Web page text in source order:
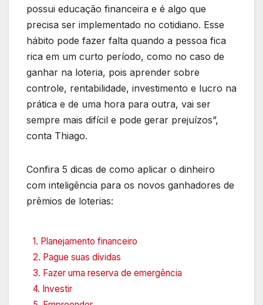
possui educação financeira e é algo que
precisa ser implementado no cotidiano. Esse
hábito pode fazer falta quando a pessoa fica
rica em um curto período, como no caso de
ganhar na loteria, pois aprender sobre
controle, rentabilidade, investimento e lucro na
prática e de uma hora para outra, vai ser
sempre mais difícil e pode gerar prejuízos”,
conta Thiago.
Confira 5 dicas de como aplicar o dinheiro
com inteligência para os novos ganhadores de
prêmios de loterias:
1. Planejamento financeiro
2. Pague suas dívidas
3. Fazer uma reserva de emergência
4. Investir